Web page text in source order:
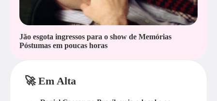
Jão esgota ingressos para o show de Memórias
Póstumas em poucas horas
🚀 Em Alta